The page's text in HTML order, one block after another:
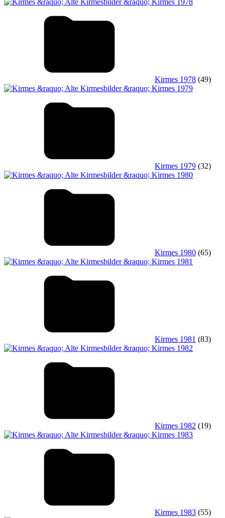
Kirmes 1978 (49)
Kirmes 1979 (32)
Kirmes 1980 (65)
Kirmes 1981 (83)
Kirmes 1982 (19)
Kirmes 1983 (55)